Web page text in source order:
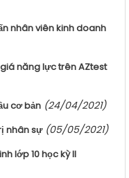
nhân viên kinh doanh
năng lực trên AZtest
cơ bản (24/04/2021)
nhân sự (05/05/2021)
lớp 10 học kỳ II